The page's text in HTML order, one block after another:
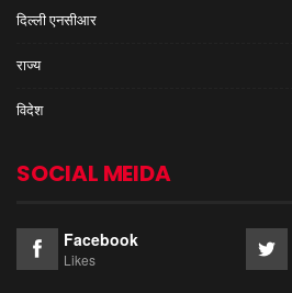
दिल्ली एनसीआर
राज्य
विदेश
SOCIAL MEIDA
Facebook
Likes